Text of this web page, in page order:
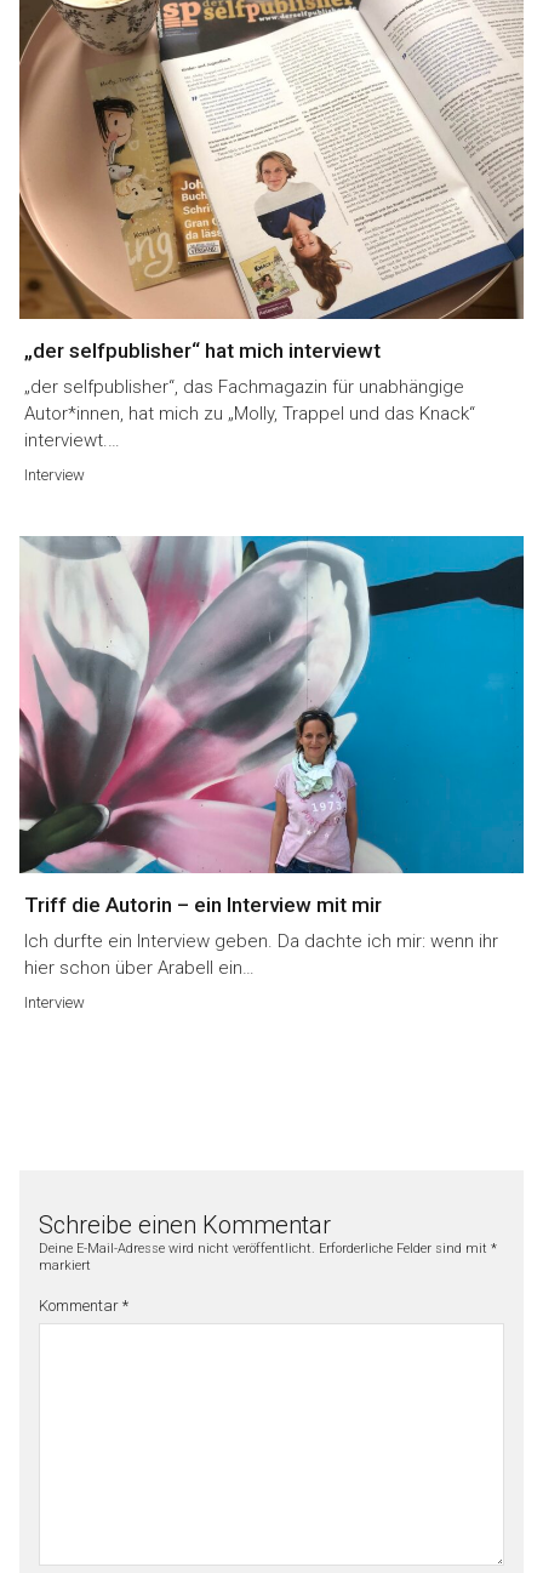
„der selfpublisher“ hat mich interviewt
„der selfpublisher“, das Fachmagazin für unabhängige
Autor*innen, hat mich zu „Molly, Trappel und das Knack“
interviewt.…
Interview
Triff die Autorin – ein Interview mit mir
Ich durfte ein Interview geben. Da dachte ich mir: wenn ihr
hier schon über Arabell ein…
Interview
Schreibe einen Kommentar
Deine E-Mail-Adresse wird nicht veröffentlicht. Erforderliche Felder sind mit *
markiert
Kommentar *